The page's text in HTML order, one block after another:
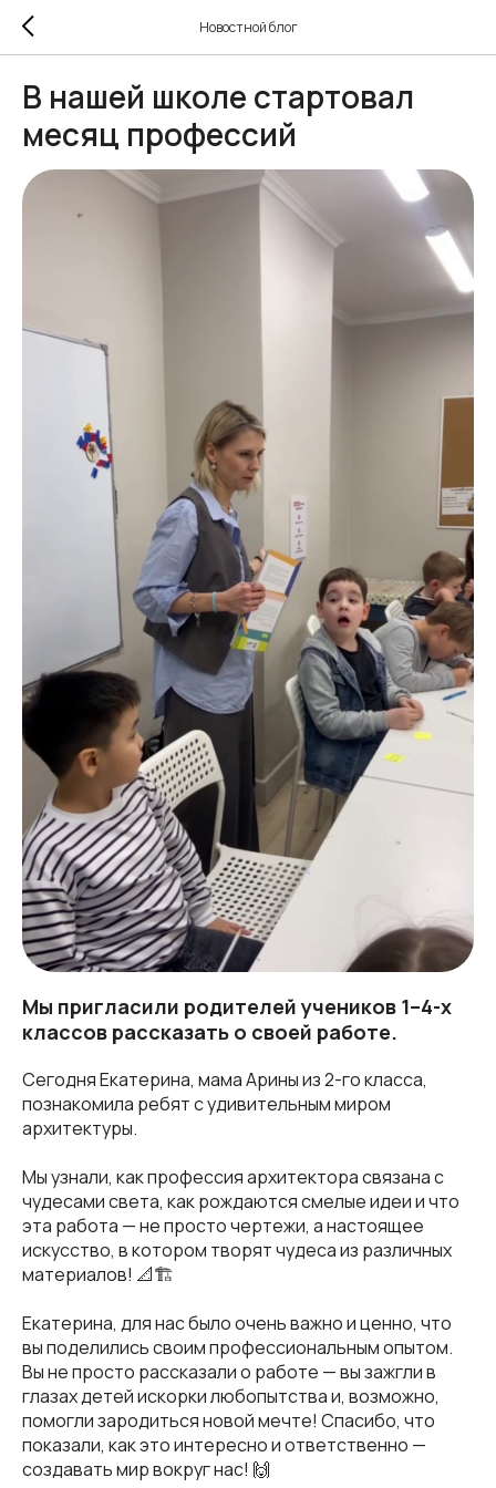
Новостной блог
В нашей школе стартовал
месяц профессий
Мы пригласили родителей учеников 1–4-х
классов рассказать о своей работе.
Сегодня Екатерина, мама Арины из 2-го класса,
познакомила ребят с удивительным миром
архитектуры.
Мы узнали, как профессия архитектора связана с
чудесами света, как рождаются смелые идеи и что
эта работа — не просто чертежи, а настоящее
искусство, в котором творят чудеса из различных
материалов! 📐🏗️
Екатерина, для нас было очень важно и ценно, что
вы поделились своим профессиональным опытом.
Вы не просто рассказали о работе — вы зажгли в
глазах детей искорки любопытства и, возможно,
помогли зародиться новой мечте! Спасибо, что
показали, как это интересно и ответственно —
создавать мир вокруг нас! 🙌